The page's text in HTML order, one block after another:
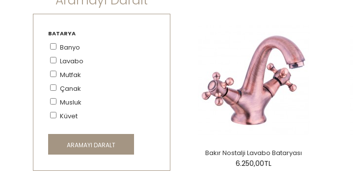
BATARYA
Banyo
Lavabo
Mutfak
Çanak
Musluk
Küvet
ARAMAYI DARALT
Bakır Nostalji Lavabo Bataryası
6.250,00TL